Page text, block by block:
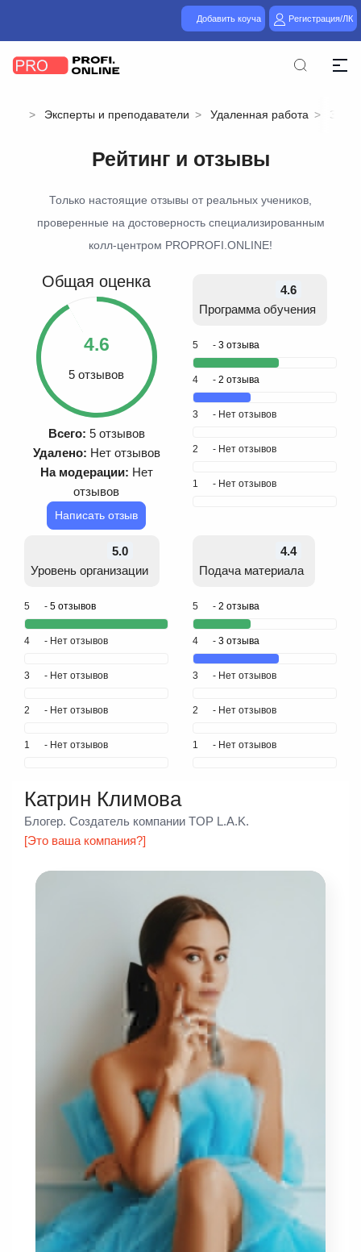
Добавить коуча Регистрация/ЛК
Эксперты и преподаватели Удаленная работа
Рейтинг и отзывы
Только настоящие отзывы от реальных учеников,
проверенные на достоверность специализированным
колл-центром PROPROFI.ONLINE!
Общая оценка
4.6
5 отзывов
Всего: 5 отзывов
Удалено: Нет отзывов
На модерации: Нет
отзывов
Написать отзыв
4.6
Программа обучения
5 - 3 отзыва
4 - 2 отзыва
3 - Нет отзывов
2 - Нет отзывов
1 - Нет отзывов
5.0
Уровень организации
5 - 5 отзывов
4 - Нет отзывов
3 - Нет отзывов
2 - Нет отзывов
1 - Нет отзывов
4.4
Подача материала
5 - 2 отзыва
4 - 3 отзыва
3 - Нет отзывов
2 - Нет отзывов
1 - Нет отзывов
Катрин Климова
Блогер. Создатель компании TOP L.A.K.
[Это ваша компания?]